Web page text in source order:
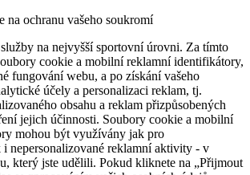
na ochranu vašeho soukromí
na nejvyšší sportovní úrovni. Za tímto
cookie a mobilní reklamní identifikátory,
fungování webu, a po získání vašeho
účely a personalizaci reklam, tj.
obsahu a reklam přizpůsobených
jejich účinnosti. Soubory cookie a mobilní
mohou být využívány jak pro
i nepersonalizované reklamní aktivity - v
který jste udělili. Pokud kliknete na „Přijmout